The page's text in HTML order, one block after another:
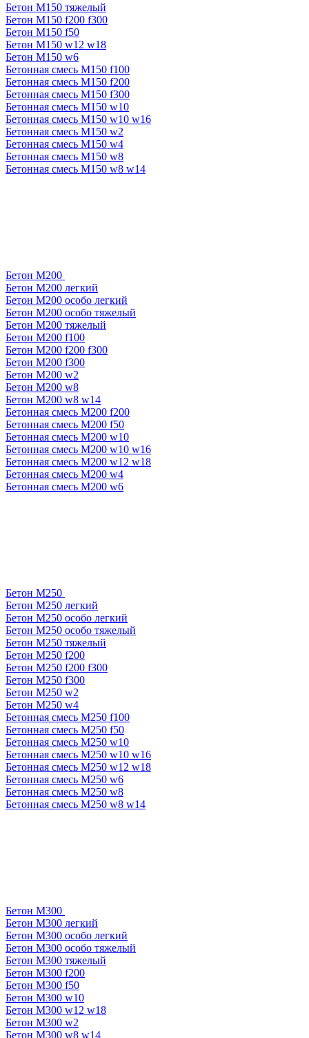
Бетон М150 тяжелый
Бетон М150 f200 f300
Бетон М150 f50
Бетон М150 w12 w18
Бетон М150 w6
Бетонная смесь М150 f100
Бетонная смесь М150 f200
Бетонная смесь М150 f300
Бетонная смесь М150 w10
Бетонная смесь М150 w10 w16
Бетонная смесь М150 w2
Бетонная смесь М150 w4
Бетонная смесь М150 w8
Бетонная смесь М150 w8 w14
Бетон М200
Бетон М200 легкий
Бетон М200 особо легкий
Бетон М200 особо тяжелый
Бетон М200 тяжелый
Бетон М200 f100
Бетон М200 f200 f300
Бетон М200 f300
Бетон М200 w2
Бетон М200 w8
Бетон М200 w8 w14
Бетонная смесь М200 f200
Бетонная смесь М200 f50
Бетонная смесь М200 w10
Бетонная смесь М200 w10 w16
Бетонная смесь М200 w12 w18
Бетонная смесь М200 w4
Бетонная смесь М200 w6
Бетон М250
Бетон М250 легкий
Бетон М250 особо легкий
Бетон М250 особо тяжелый
Бетон М250 тяжелый
Бетон М250 f200
Бетон М250 f200 f300
Бетон М250 f300
Бетон М250 w2
Бетон М250 w4
Бетонная смесь М250 f100
Бетонная смесь М250 f50
Бетонная смесь М250 w10
Бетонная смесь М250 w10 w16
Бетонная смесь М250 w12 w18
Бетонная смесь М250 w6
Бетонная смесь М250 w8
Бетонная смесь М250 w8 w14
Бетон М300
Бетон М300 легкий
Бетон М300 особо легкий
Бетон М300 особо тяжелый
Бетон М300 тяжелый
Бетон М300 f200
Бетон М300 f50
Бетон М300 w10
Бетон М300 w12 w18
Бетон М300 w2
Бетон М300 w8 w14